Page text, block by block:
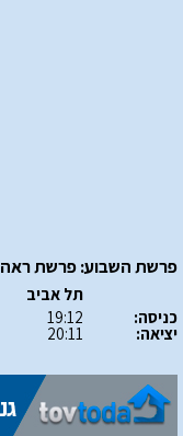
פרשת השבוע: פרשת ראה
כניסה:
יציאה:
תל אביב
19:12
20:11